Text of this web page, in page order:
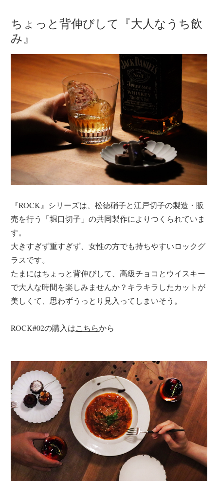
ちょっと背伸びして『大人なうち飲
み』
『ROCK』シリーズは、松徳硝子と江戸切子の製造・販
売を行う「堀口切子」の共同製作によりつくられていま
す。
大きすぎず重すぎず、女性の方でも持ちやすいロックグ
ラスです。
たまにはちょっと背伸びして、高級チョコとウイスキー
で大人な時間を楽しみませんか？キラキラしたカットが
美しくて、思わずうっとり見入ってしまいそう。
ROCK#02の購入はこちらから